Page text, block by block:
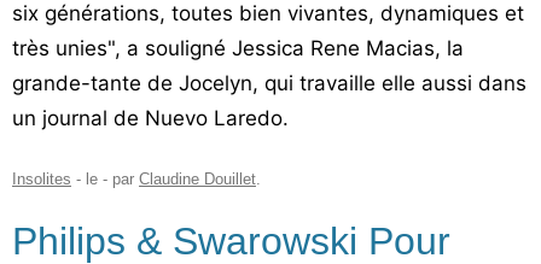
six générations, toutes bien vivantes, dynamiques et
très unies", a souligné Jessica Rene Macias, la
grande-tante de Jocelyn, qui travaille elle aussi dans
un journal de Nuevo Laredo.
Insolites - le - par Claudine Douillet.
Philips & Swarowski Pour